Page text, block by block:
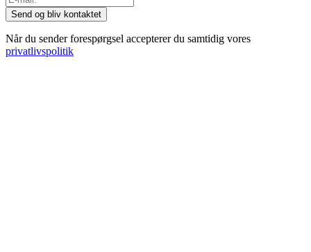
Når du sender forespørgsel accepterer du samtidig vores
privatlivspolitik